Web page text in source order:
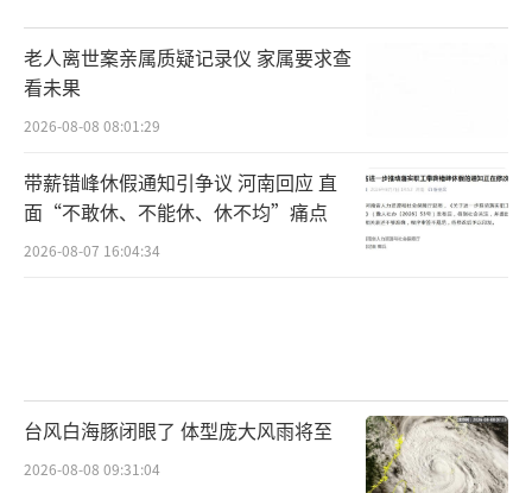
老人离世案亲属质疑记录仪 家属要求查
看未果
2026-08-08 08:01:29
带薪错峰休假通知引争议 河南回应 直
面“不敢休、不能休、休不均”痛点
2026-08-07 16:04:34
台风白海豚闭眼了 体型庞大风雨将至
2026-08-08 09:31:04